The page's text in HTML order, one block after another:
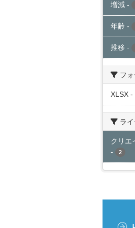
増減 -
年齢 -
推移 -
フ
XLSX -
ラ
クリエ
-
2